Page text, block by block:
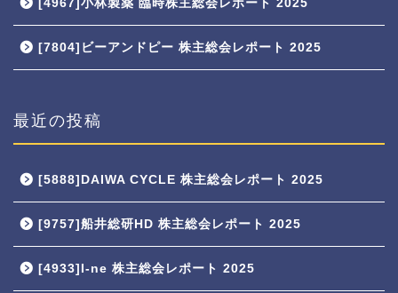
[4967]小林製薬 臨時株主総会レポート 2025
[7804]ビーアンドピー 株主総会レポート 2025
最近の投稿
[5888]DAIWA CYCLE 株主総会レポート 2025
[9757]船井総研HD 株主総会レポート 2025
[4933]I-ne 株主総会レポート 2025